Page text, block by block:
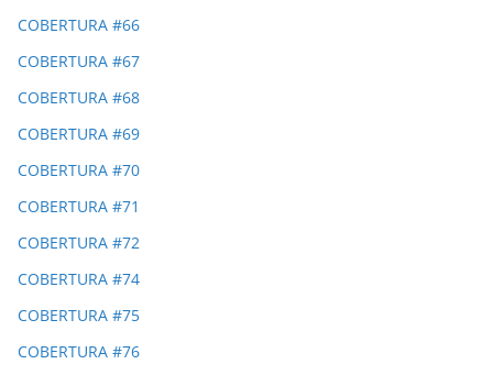
COBERTURA #66
COBERTURA #67
COBERTURA #68
COBERTURA #69
COBERTURA #70
COBERTURA #71
COBERTURA #72
COBERTURA #74
COBERTURA #75
COBERTURA #76